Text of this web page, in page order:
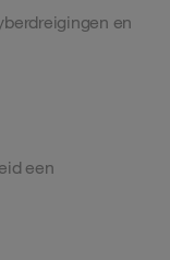
en
een